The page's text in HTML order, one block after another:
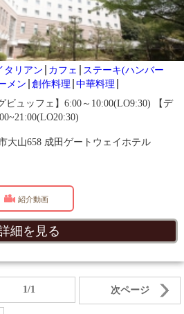
タリアン カフェ
ステーキ(ハンバー
メン 創作料理 中華料理
ビュッフェ】6:00～10:00(LO9:30) 【デ
大山658 成田ゲートウェイホテル
紹介動画
細を見る
1/1 次ページ